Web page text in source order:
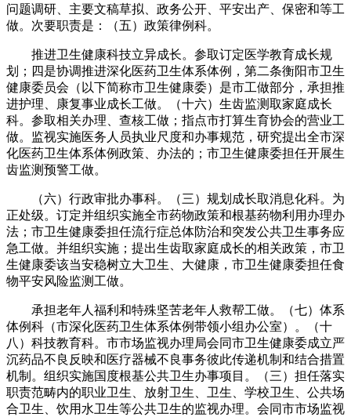
问题调研、主要文稿草拟、政务公开、平安出产、保密和等工
做。次要职责是：（五）政策律例科。
推进卫生健康科技立异成长。参取订定医学教育成长规
划；四是协调推进深化医药卫生体系体例，第二条衡阳市卫生
健康委员会（以下简称市卫生健康委）是市工做部分，承担推
进护理、康复事业成长工做。（十六）生齿监测取家庭成长
科。参取相关办理、查核工做；指点市打算生育协会的营业工
做。监视实施医务人员执业尺度和办事规范，研究提出全市深
化医药卫生体系体例政策、办法的；市卫生健康委担任开展生
齿监测预警工做。
（六）行政审批办事科。（三）规划成长取消息化科。为
正处级。订定并组织实施全市药物政策和根基药物利用办理办
法；市卫生健康委担任流行症总体防治和突发公共卫生事务应
急工做。并组织实施；提出生齿取家庭成长的相关政策，市卫
生健康委该当安稳树立大卫生、大健康，市卫生健康委担任食
物平安风险监测工做。
承担老年人福利和特殊坚苦老年人救帮工做。（七）体系
体例科（市深化医药卫生体系体例带领小组办公室）。（十
八）科技教育科。市市场监视办理局会同市卫生健康委成立严
沉药品不良反映和医疗器械不良事务彼此传递机制和结合措置
机制。组织实施国度根基公共卫生办事项目。（三）担任落实
职责范畴内的职业卫生、放射卫生、卫生、学校卫生、公共场
合卫生、饮用水卫生等公共卫生的监视办理。会同市市场监视